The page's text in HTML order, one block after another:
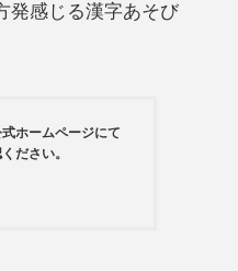
発感じる漢字あそび
ホームページにて
ださい。